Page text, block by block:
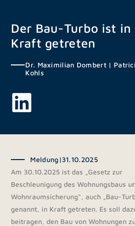
springen
Der Bau-Turbo ist in
Kraft getreten
Dr. Maximilian Dombert |
Kohls
Meldung|31.10.2025
Am 30.10.2025 ist das „Gesetz zur
Beschleunigung des Wohnungsbaus
Wohnraumsicherung“, auch „Bau-
genannt, in Kraft getreten. Es soll
beitragen, den Bau von Wohnungen zu